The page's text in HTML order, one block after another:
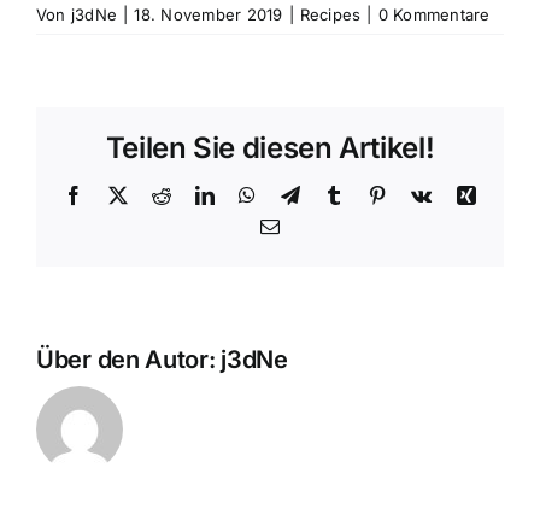
Von j3dNe 18. November 2019 Recipes 0 Kommentare
Teilen Sie diesen Artikel!
Facebook
X RedditLinkedInWhatsApp
TelegramTumblr Pinterest
Vk
Xing
E-
Über den Autor: j3dNe